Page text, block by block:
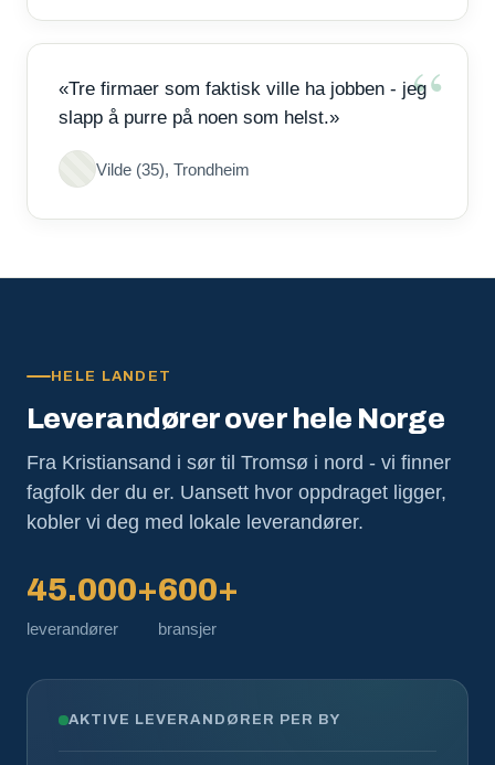
«Tre firmaer som faktisk ville ha jobben - jeg
slapp å purre på noen som helst.»
Vilde (35), Trondheim
HELE LANDET
Leverandører over hele Norge
Fra Kristiansand i sør til Tromsø i nord - vi finner
fagfolk der du er. Uansett hvor oppdraget ligger,
kobler vi deg med lokale leverandører.
45.000+
leverandører
600+
bransjer
AKTIVE LEVERANDØRER PER BY